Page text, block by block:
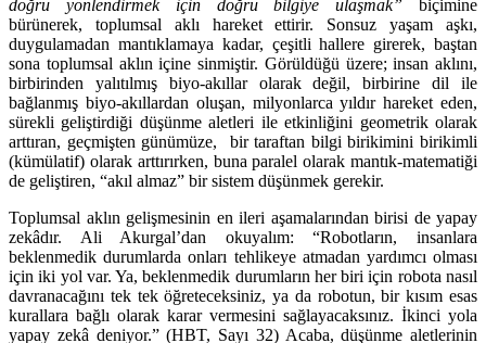
doğru yönlendirmek için
doğru bilgiye ulaşmak”biçimine
bürünerek, toplumsal aklı hareket ettirir. Sonsuz yaşam aşkı,
duygulamadan mantıklamaya kadar, çeşitli hallere girerek, baştan
sona toplumsal aklın içine sinmiştir. Görüldüğü üzere; insan aklını,
birbirinden yalıtılmış biyo-akıllar olarak değil, birbirine dil ile
bağlanmış biyo-akıllardan oluşan, milyonlarca yıldır hareket eden,
sürekli geliştirdiği düşünme aletleri ile etkinliğini geometrik olarak
arttıran, geçmişten günümüze, bir taraftan bilgi birikimini birikimli
(kümülatif) olarak arttırırken, buna paralel olarak mantık-matematiği
de geliştiren, “akıl almaz” bir sistem düşünmek gerekir.
Toplumsal aklın gelişmesinin en ileri aşamalarından birisi de yapay
zekâdır. Ali Akurgal’dan okuyalım: “Robotların, insanlara
beklenmedik durumlarda onları tehlikeye atmadan yardımcı olması
için iki yol var. Ya, beklenmedik durumların her biri için robota nasıl
davranacağını tek tek öğreteceksiniz, ya da robotun, bir kısım esas
kurallara bağlı olarak karar vermesini sağlayacaksınız. İkinci yola
yapay zekâ deniyor.” (HBT, Sayı 32) Acaba, düşünme aletlerinin